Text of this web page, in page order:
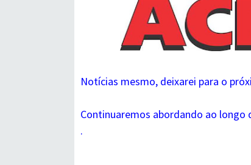
Notícias mesmo, deixarei para o
Continuaremos abordando ao longo
.